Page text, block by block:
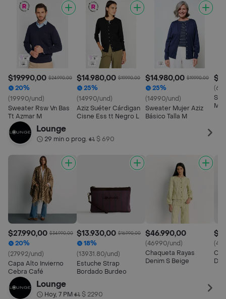
$19.990,00 $24.990,00
20%
(19990/und)
Sweater Rsw Vn Bas
Tt Azmar M
$14.980,00 $19.990,00
25%
(14990/und)
Aziz Suéter Cárdigan
Cisne Ess tt Negro L
$14.980,00 $19.990,00
25%
(14990/und)
Sweater Mujer Aziz
Básico Talla M
Lounge
29 min o prog.• $ 690
$27.990,00 $34.990,00
20%
(27992/und)
Capa Alto Invierno
Cebra Café
$13.930,00 $16.990,00
18%
(13931.80/und)
Estuche Strap
Bordado Burdeo
$46.990,00
(46990/und)
Chaqueta Rayas
Denim S Beige
Lounge
Hoy, 7 PM• $ 2290